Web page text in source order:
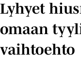
Lyhyet
omaan
vaihtoehto